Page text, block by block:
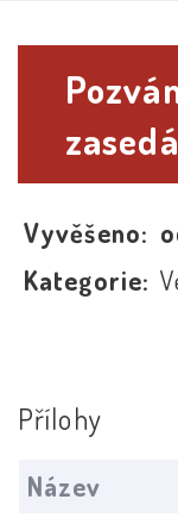
Vyvěšeno:
Kategorie:
Přílohy
Název